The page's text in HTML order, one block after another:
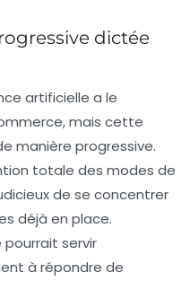
dictée
artificielle a le
mais cette
manière progressive.
totale des modes de
de se concentrer
déjà en place.
pourrait servir
à répondre de